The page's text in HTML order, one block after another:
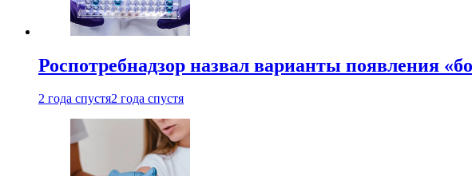
Роспотребнадзор назвал варианты появления
2 года спустя2 года спустя